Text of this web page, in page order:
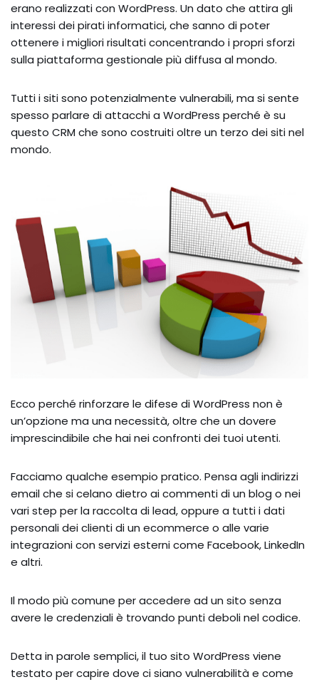
erano realizzati con WordPress. Un dato che attira gli
interessi dei pirati informatici, che sanno di poter
ottenere i migliori risultati concentrando i propri sforzi
sulla piattaforma gestionale più diffusa al mondo.
Tutti i siti sono potenzialmente vulnerabili, ma si sente
spesso parlare di attacchi a WordPress perché è su
questo CRM che sono costruiti oltre un terzo dei siti nel
mondo.
Ecco perché rinforzare le difese di WordPress non è
un’opzione ma una necessità, oltre che un dovere
imprescindibile che hai nei confronti dei tuoi utenti.
Facciamo qualche esempio pratico. Pensa agli indirizzi
email che si celano dietro ai commenti di un blog o nei
vari step per la raccolta di lead, oppure a tutti i dati
personali dei clienti di un ecommerce o alle varie
integrazioni con servizi esterni come Facebook, LinkedIn
e altri.
Il modo più comune per accedere ad un sito senza
avere le credenziali è trovando punti deboli nel codice.
Detta in parole semplici, il tuo sito WordPress viene
testato per capire dove ci siano vulnerabilità e come